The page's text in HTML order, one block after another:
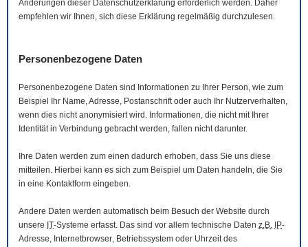
Änderungen dieser Datenschutzerklärung erforderlich werden. Daher
empfehlen wir Ihnen, sich diese Erklärung regelmäßig durchzulesen.
Personenbezogene Daten
Personenbezogene Daten sind Informationen zu Ihrer Person, wie zum
Beispiel Ihr Name, Adresse, Postanschrift oder auch Ihr Nutzerverhalten,
wenn dies nicht anonymisiert wird. Informationen, die nicht mit Ihrer
Identität in Verbindung gebracht werden, fallen nicht darunter.
Ihre Daten werden zum einen dadurch erhoben, dass Sie uns diese
mitteilen. Hierbei kann es sich zum Beispiel um Daten handeln, die Sie
in eine Kontaktform eingeben.
Andere Daten werden automatisch beim Besuch der Website durch
unsere IT-Systeme erfasst. Das sind vor allem technische Daten z.B. IP-
Adresse, Internetbrowser, Betriebssystem oder Uhrzeit des